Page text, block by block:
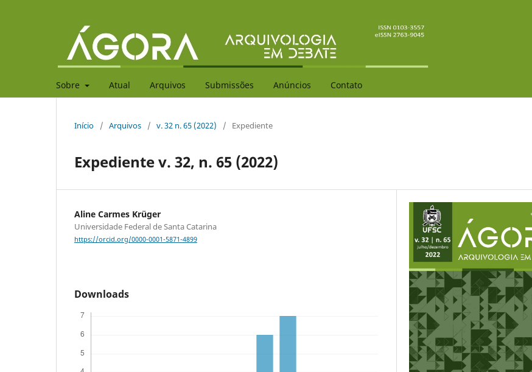
Sobre Atual Arquivos Submissões Anúncios Contato
Início / Arquivos / v. 32 n. 65 (2022) / Expediente
Expediente v. 32, n. 65 (2022)
Aline Carmes Krüger
Universidade Federal de Santa Catarina
https://orcid.org/0000-0001-5871-4899
Downloads